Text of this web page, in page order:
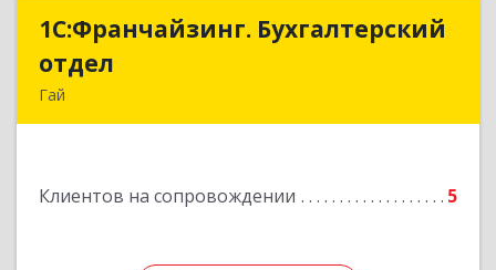
1С:Франчайзинг. Бухгалтерский
отдел
Гай
Клиентов на сопровождении 5
1С:Франчайзинг. Бухгалтерский
Подробнее